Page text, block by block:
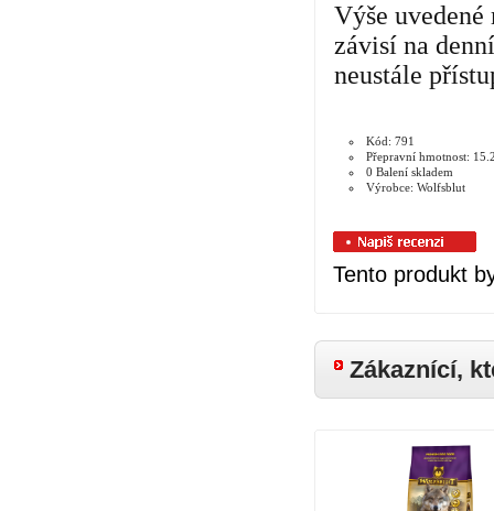
Výše
závisí na
neustále
Kód: 791
Přepravní hmotnost:
0 Balení skladem
Výrobce: Wolfsblut
Tento produkt
Zákaznící,